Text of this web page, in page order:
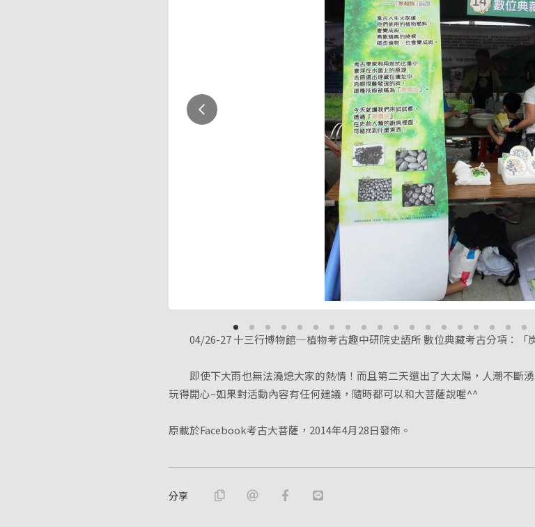
04/26-27 十三行博物館─植物考古趣中研院史語所 數位典藏考古分項：「
即使下大雨也無法澆熄大家的熱情！而且第二天還出了大太陽，人潮不斷
玩得開心~如果對活動內容有任何建議，隨時都可以和大菩薩說喔^^
原載於Facebook考古大菩薩，2014年4月28日發佈。
分享